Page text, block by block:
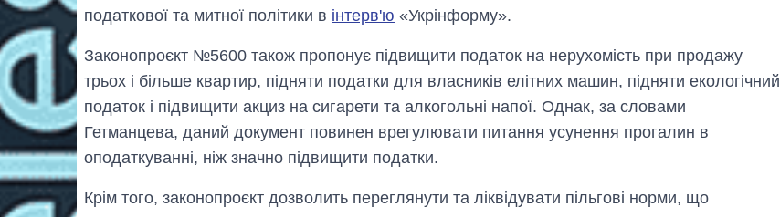
податкової та митної політики в інтерв'ю «Укрінформу».
Законопроєкт №5600 також пропонує підвищити податок на нерухомість при продажу
трьох і більше квартир, підняти податки для власників елітних машин, підняти екологічний
податок і підвищити акциз на сигарети та алкогольні напої. Однак, за словами
Гетманцева, даний документ повинен врегулювати питання усунення прогалин в
оподаткуванні, ніж значно підвищити податки.
Крім того, законопроєкт дозволить переглянути та ліквідувати пільгові норми, що
Як змінився
бюджет
росією